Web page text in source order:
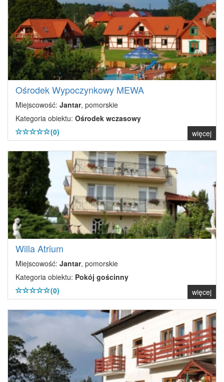
Ośrodek Wypoczynkowy MEWA
Miejscowość: Jantar, pomorskie
Kategoria obiektu: Ośrodek wczasowy
(0)
więcej
Willa Atrium
Miejscowość: Jantar, pomorskie
Kategoria obiektu: Pokój gościnny
(0)
więcej